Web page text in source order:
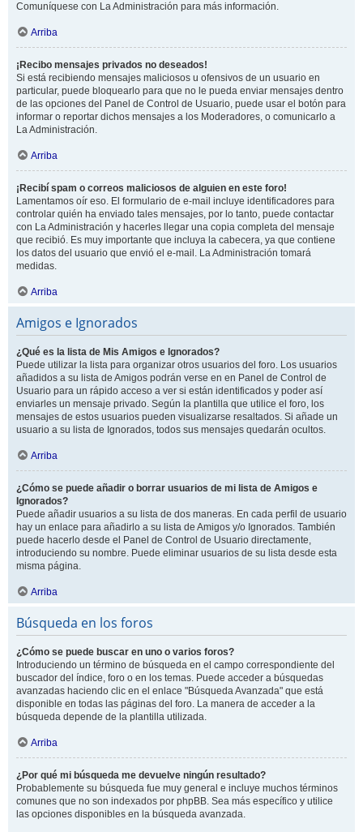
Comuníquese con La Administración para más información.
Arriba
¡Recibo mensajes privados no deseados!
Si está recibiendo mensajes maliciosos u ofensivos de un usuario en
particular, puede bloquearlo para que no le pueda enviar mensajes dentro
de las opciones del Panel de Control de Usuario, puede usar el botón para
informar o reportar dichos mensajes a los Moderadores, o comunicarlo a
La Administración.
Arriba
¡Recibí spam o correos maliciosos de alguien en este foro!
Lamentamos oír eso. El formulario de e-mail incluye identificadores para
controlar quién ha enviado tales mensajes, por lo tanto, puede contactar
con La Administración y hacerles llegar una copia completa del mensaje
que recibió. Es muy importante que incluya la cabecera, ya que contiene
los datos del usuario que envió el e-mail. La Administración tomará
medidas.
Arriba
Amigos e Ignorados
¿Qué es la lista de Mis Amigos e Ignorados?
Puede utilizar la lista para organizar otros usuarios del foro. Los usuarios
añadidos a su lista de Amigos podrán verse en en Panel de Control de
Usuario para un rápido acceso a ver si están identificados y poder así
enviarles un mensaje privado. Según la plantilla que utilice el foro, los
mensajes de estos usuarios pueden visualizarse resaltados. Si añade un
usuario a su lista de Ignorados, todos sus mensajes quedarán ocultos.
Arriba
¿Cómo se puede añadir o borrar usuarios de mi lista de Amigos e
Ignorados?
Puede añadir usuarios a su lista de dos maneras. En cada perfil de usuario
hay un enlace para añadirlo a su lista de Amigos y/o Ignorados. También
puede hacerlo desde el Panel de Control de Usuario directamente,
introduciendo su nombre. Puede eliminar usuarios de su lista desde esta
misma página.
Arriba
Búsqueda en los foros
¿Cómo se puede buscar en uno o varios foros?
Introduciendo un término de búsqueda en el campo correspondiente del
buscador del índice, foro o en los temas. Puede acceder a búsquedas
avanzadas haciendo clic en el enlace "Búsqueda Avanzada" que está
disponible en todas las páginas del foro. La manera de acceder a la
búsqueda depende de la plantilla utilizada.
Arriba
¿Por qué mi búsqueda me devuelve ningún resultado?
Probablemente su búsqueda fue muy general e incluye muchos términos
comunes que no son indexados por phpBB. Sea más específico y utilice
las opciones disponibles en la búsqueda avanzada.